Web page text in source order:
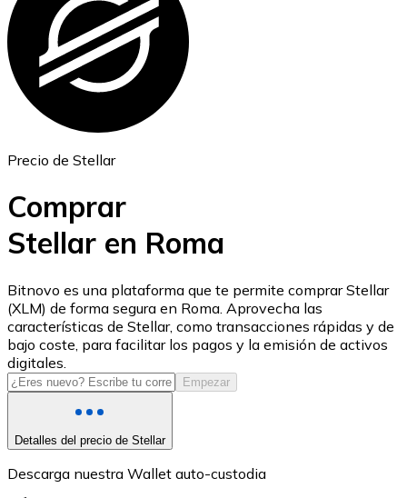
Ethereum
ETH
USD Coin
USDC
Precio de Stellar
Comprar
Stellar en Roma
Bitnovo es una plataforma que te permite comprar Stellar
(XLM) de forma segura en Roma. Aprovecha las
características de Stellar, como transacciones rápidas y de
bajo coste, para facilitar los pagos y la emisión de activos
digitales.
Empezar
Detalles del precio de Stellar
Descarga nuestra Wallet auto-custodia